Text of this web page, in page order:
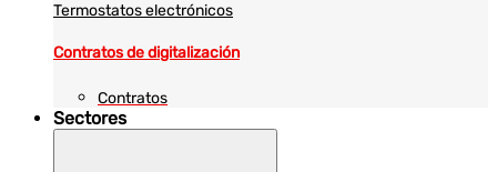
Termostatos electrónicos
Contratos de digitalización
Contratos
Sectores